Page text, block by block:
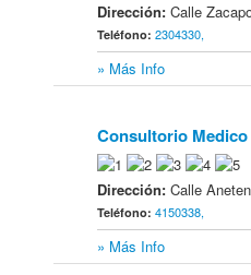
Dirección:Calle
Teléfono:2304330,
» Más Info
Consultorio
Dirección:Calle
Teléfono:4150338,
» Más Info